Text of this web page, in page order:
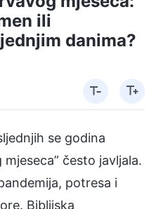
ili
danima?
se godina
često javljala.
potresa i
Biblijska